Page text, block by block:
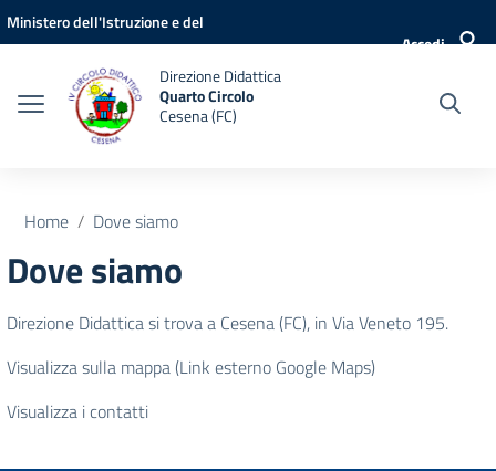
Vai ai contenuti
Vai al menu di navigazione
Vai al footer
Ministero dell'Istruzione e del
Accedi
Direzione Didattica
Quarto Circolo
Cesena (FC)
Home Dove siamo
Dove siamo
Direzione Didattica si trova a Cesena (FC), in Via Veneto 195.
Visualizza sulla mappa (Link esterno Google Maps)
Visualizza i contatti